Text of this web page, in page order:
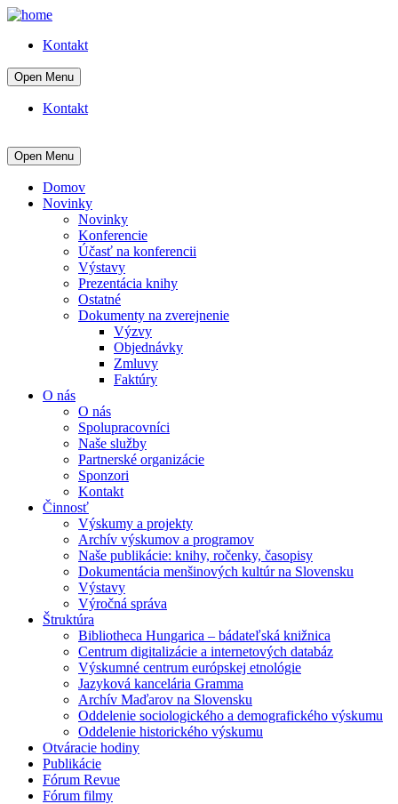
Kontakt
Open Menu
Kontakt
Open Menu
Domov
Novinky
Novinky
Konferencie
Účasť na konferencii
Výstavy
Prezentácia knihy
Ostatné
Dokumenty na zverejnenie
Výzvy
Objednávky
Zmluvy
Faktúry
O nás
O nás
Spolupracovníci
Naše služby
Partnerské organizácie
Sponzori
Kontakt
Činnosť
Výskumy a projekty
Archív výskumov a programov
Naše publikácie: knihy, ročenky, časopisy
Dokumentácia menšinových kultúr na Slovensku
Výstavy
Výročná správa
Štruktúra
Bibliotheca Hungarica – bádateľská knižnica
Centrum digitalizácie a internetových databáz
Výskumné centrum európskej etnológie
Jazyková kancelária Gramma
Archív Maďarov na Slovensku
Oddelenie sociologického a demografického výskumu
Oddelenie historického výskumu
Otváracie hodiny
Publikácie
Fórum Revue
Fórum filmy